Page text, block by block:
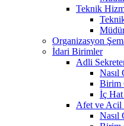
Teknik
Müdür
Organizasyon
İdari Birimler
Adli
Nasıl
Birim
İç
Afet ve Acil
Nasıl